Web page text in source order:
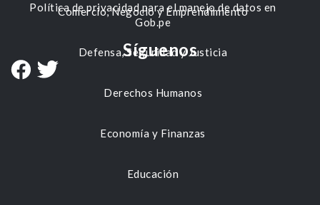
Comercio, Negocio y Emprendimiento
Defensa, Seguridad y Justicia
Derechos Humanos
Economía y Finanzas
Educación
Política de privacidad para el manejo de datos en
Gob.pe
Síguenos